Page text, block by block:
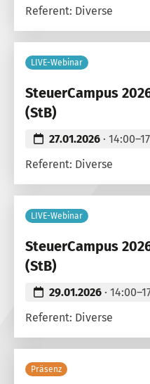
Referent: Diverse
LIVE-Webinar
SteuerCampus
(StB)
27.01.2026 ·
Referent: Diverse
LIVE-Webinar
SteuerCampus
(StB)
29.01.2026 ·
Referent: Diverse
Präsenz